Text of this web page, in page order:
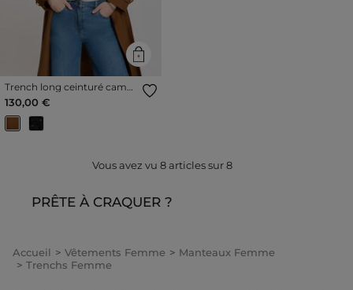
Trench long ceinturé camel
femme
130,00 €
Vous avez vu 8 articles sur8
PRÊTE À CRAQUER ?
Accueil Vêtements Femme
Manteaux Femme
Trenchs Femme